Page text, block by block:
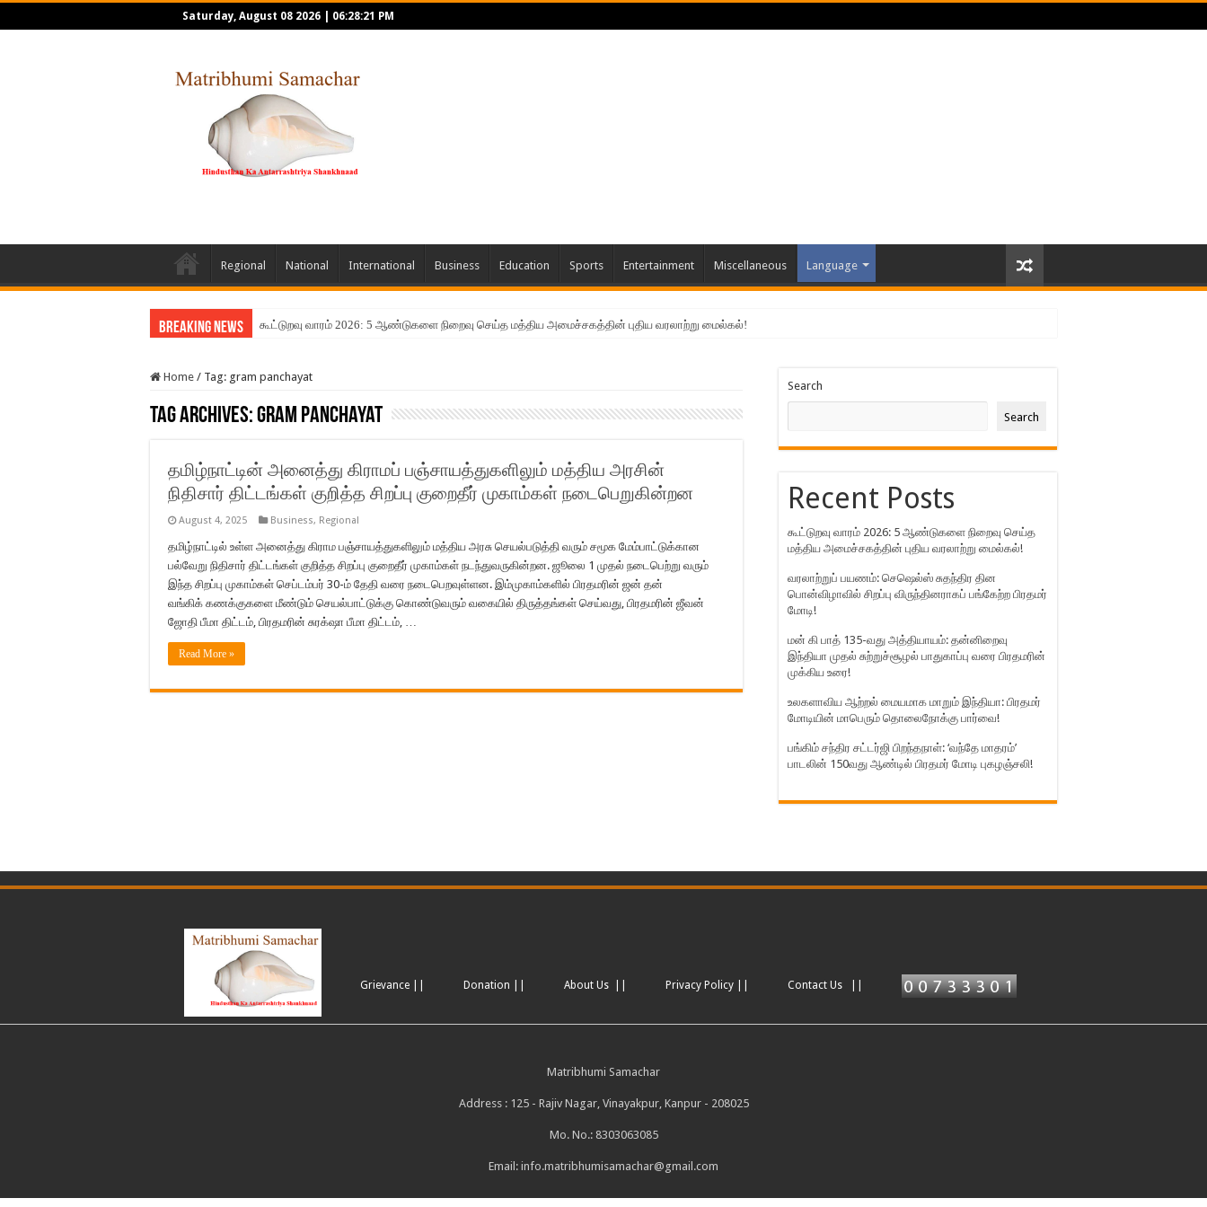
Saturday, August 08 2026 06:28:21 PM
Regional National International Business Education Sports Entertainment Miscellaneous Language
Breaking News கூட்டுறவு வாரம் 2026: 5 ஆண்டுகளை நிறைவு செய்த மத்திய அமைச்சகத்தின் புதிய வரலாற்று மைல்கல்!
Home / Tag: gram panchayat
Tag Archives:gram panchayat
தமிழ்நாட்டின் அனைத்து கிராமப் பஞ்சாயத்துகளிலும் மத்திய அரசின்
நிதிசார் திட்டங்கள் குறித்த சிறப்பு குறைதீர் முகாம்கள் நடைபெறுகின்றன
August 4, 2025 Business, Regional
தமிழ்நாட்டில் உள்ள அனைத்து கிராம பஞ்சாயத்துகளிலும் மத்திய அரசு செயல்படுத்தி வரும் சமூக மேம்பாட்டுக்கான
பல்வேறு நிதிசார் திட்டங்கள் குறித்த சிறப்பு குறைதீர் முகாம்கள் நடந்துவருகின்றன. ஜூலை 1 முதல் நடைபெற்று வரும்
இந்த சிறப்பு முகாம்கள் செப்டம்பர் 30-ம் தேதி வரை நடைபெறவுள்ளன. இம்முகாம்களில் பிரதமரின் ஜன் தன்
வங்கிக் கணக்குகளை மீண்டும் செயல்பாட்டுக்கு கொண்டுவரும் வகையில் திருத்தங்கள் செய்வது, பிரதமரின் ஜீவன்
ஜோதி பீமா திட்டம், பிரதமரின் சுரக்‌ஷா பீமா திட்டம், …
Read More »
Search
Search
Recent Posts
கூட்டுறவு வாரம் 2026: 5 ஆண்டுகளை நிறைவு செய்த
மத்திய அமைச்சகத்தின் புதிய வரலாற்று மைல்கல்!
வரலாற்றுப் பயணம்: செஷெல்ஸ் சுதந்திர தின
பொன்விழாவில் சிறப்பு விருந்தினராகப் பங்கேற்ற பிரதமர்
மோடி!
மன் கி பாத் 135-வது அத்தியாயம்: தன்னிறைவு
இந்தியா முதல் சுற்றுச்சூழல் பாதுகாப்பு வரை பிரதமரின்
முக்கிய உரை!
உலகளாவிய ஆற்றல் மையமாக மாறும் இந்தியா: பிரதமர்
மோடியின் மாபெரும் தொலைநோக்கு பார்வை!
பங்கிம் சந்திர சட்டர்ஜி பிறந்தநாள்: ‘வந்தே மாதரம்’
பாடலின் 150வது ஆண்டில் பிரதமர் மோடி புகழஞ்சலி!
Grievance || Donation || About Us || Privacy Policy || Contact Us ||
Matribhumi Samachar
Address : 125 - Rajiv Nagar, Vinayakpur, Kanpur - 208025
Mo. No.: 8303063085
Email: info.matribhumisamachar@gmail.com